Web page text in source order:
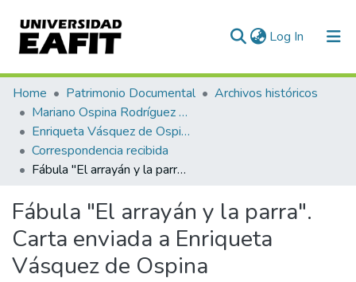
Log In (current)
Communities & Collections
All of DSpace
Statistics
Home Patrimonio Documental
Archivos históricos
Mariano Ospina Rodríguez (1826 -1912)
Enriqueta Vásquez de Ospina
Correspondencia recibida
Fábula "El arrayán y la parra". Carta enviada a Enriqueta Vásquez de Ospina
Fábula "El arrayán y la parra".
Carta enviada a Enriqueta
Vásquez de Ospina